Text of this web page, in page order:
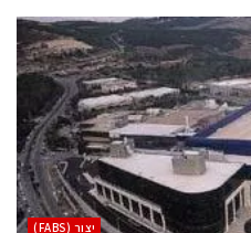
‫יצור (‪(FABS‬‬